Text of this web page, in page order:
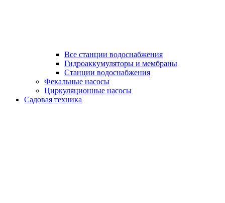
Все станции водоснабжения
Гидроаккумуляторы и мембраны
Станции водоснабжения
Фекальные насосы
Циркуляционные насосы
Садовая техника